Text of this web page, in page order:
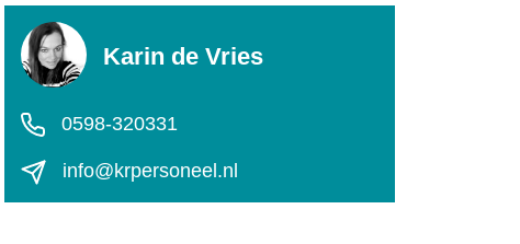
Karin de Vries
0598-320331
info@krpersoneel.nl